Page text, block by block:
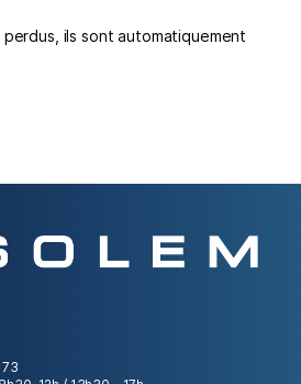
perdus, ils sont automatiquement